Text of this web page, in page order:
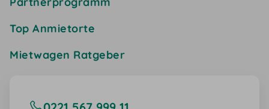
Top Anmietorte
Mietwagen Ratgeber